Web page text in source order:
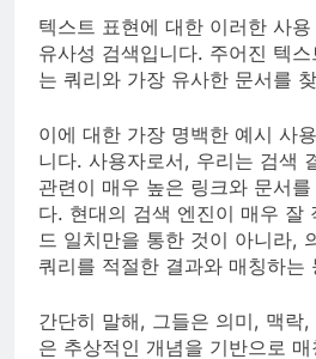
텍스트 표현에 대한 이러한 사
유사성 검색입니다. 주어진 텍
는 쿼리와 가장 유사한 문서를
이에 대한 가장 명백한 예시 사
니다. 사용자로서, 우리는 검색
관련이 매우 높은 링크와 문서
다. 현대의 검색 엔진이 매우 잘
드 일치만을 통한 것이 아니라,
쿼리를 적절한 결과와 매칭하는
간단히 말해, 그들은 의미, 맥락
은 추상적인 개념을 기반으로